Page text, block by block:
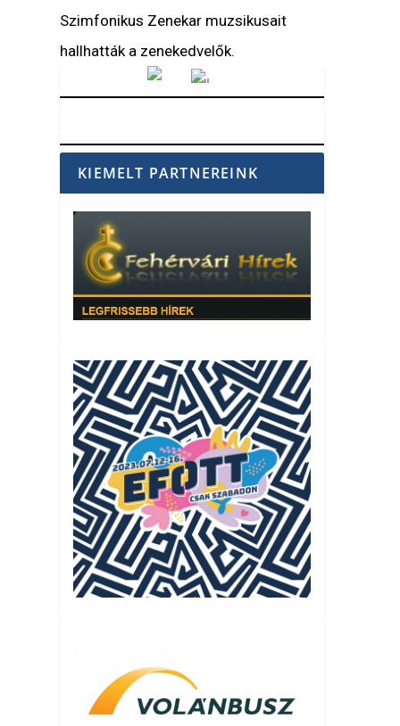
Szimfonikus Zenekar muzsikusait
hallhatták a zenekedvelők.
KIEMELT PARTNEREINK